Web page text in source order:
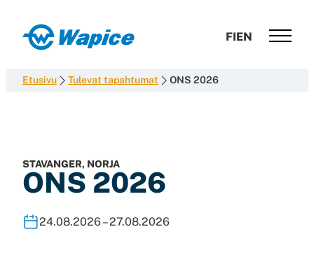
suoraan
sisältöön
Wapice
development
competence
FIEN
Etusivu Tulevat tapahtumat ONS 2026
STAVANGER, NORJA
ONS 2026
24.08.2026 – 27.08.2026